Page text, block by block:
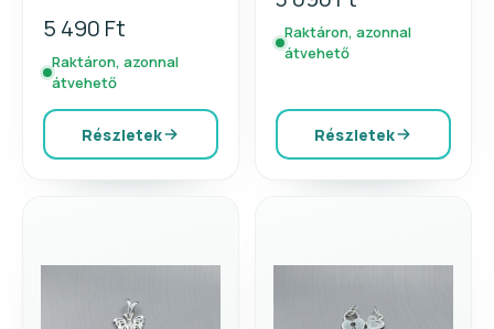
5 490 Ft
Raktáron, azonnal
átvehető
Részletek
Raktáron, azonnal
átvehető
Részletek